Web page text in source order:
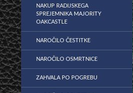
NAKUP RADIJSKEGA
SPREJEMNIKA MAJORITY
OAKCASTLE
NAROČILO ČESTITKE
NAROČILO OSMRTNICE
ZAHVALA PO POGREBU